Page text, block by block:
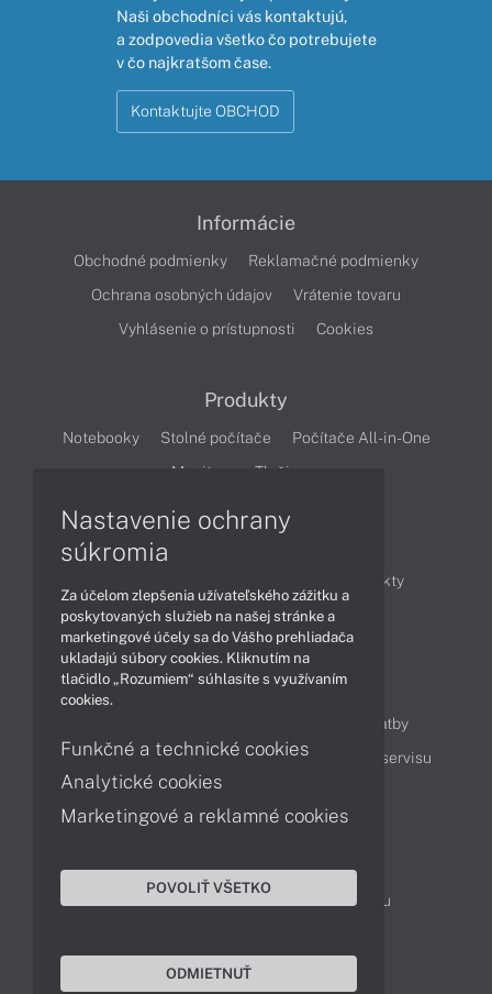
Naši obchodníci vás kontaktujú,
a zodpovedia všetko čo potrebujete
v čo najkratšom čase.
Kontaktujte OBCHOD
Informácie
Obchodné podmienky
Reklamačné podmienky
Ochrana osobných údajov
Vrátenie tovaru
Vyhlásenie o prístupnosti
Cookies
Produkty
Notebooky Stolné počítače
Počítače All-in-One
Monitory
Tlačiarne
Produkty
Technológie
Videá
Obsah
Možnosti doručenia a platby
Podpora a servis
Servisné služby Cenník servisu
Kontakty
043 4224 771
Obchodné oddelenie
Reklamácia tovaru
Nastavenie ochrany
súkromia
Za účelom zlepšenia užívateľského zážitku a
poskytovaných služieb na našej stránke a
marketingové účely sa do Vášho prehliadača
ukladajú súbory cookies. Kliknutím na
tlačidlo „Rozumiem“ súhlasíte s využívaním
cookies.
Funkčné a technické cookies
Analytické cookies
Marketingové a reklamné cookies
POVOLIŤ VŠETKO
ODMIETNUŤ